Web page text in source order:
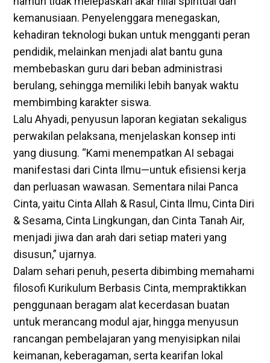
kemanusiaan. Penyelenggara menegaskan,
kehadiran teknologi bukan untuk mengganti peran
pendidik, melainkan menjadi alat bantu guna
membebaskan guru dari beban administrasi
berulang, sehingga memiliki lebih banyak waktu
membimbing karakter siswa.
Lalu Ahyadi, penyusun laporan kegiatan sekaligus
perwakilan pelaksana, menjelaskan konsep inti
yang diusung. “Kami menempatkan AI sebagai
manifestasi dari Cinta Ilmu—untuk efisiensi kerja
dan perluasan wawasan. Sementara nilai Panca
Cinta, yaitu Cinta Allah & Rasul, Cinta Ilmu, Cinta Diri
& Sesama, Cinta Lingkungan, dan Cinta Tanah Air,
menjadi jiwa dan arah dari setiap materi yang
disusun,” ujarnya.
Dalam sehari penuh, peserta dibimbing memahami
filosofi Kurikulum Berbasis Cinta, mempraktikkan
penggunaan beragam alat kecerdasan buatan
untuk merancang modul ajar, hingga menyusun
rancangan pembelajaran yang menyisipkan nilai
keimanan, keberagaman, serta kearifan lokal